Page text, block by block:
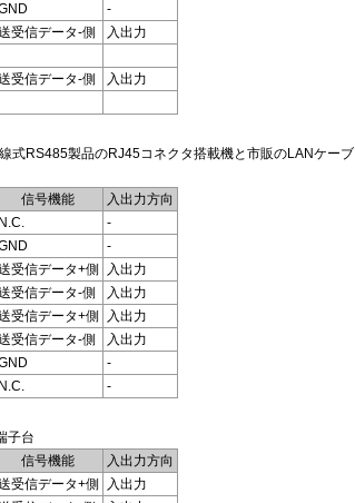
-
受信データ-側
入出力
受信データ-側
入出力
式RS485製品のRJ45コネクタ搭載機と市販のLANケーブ
信号機能
入出力方向
N.C.
-
-
受信データ+側
入出力
受信データ-側
入出力
受信データ+側
入出力
受信データ-側
入出力
-
N.C.
-
子台
信号機能
入出力方向
受信データ+側
入出力